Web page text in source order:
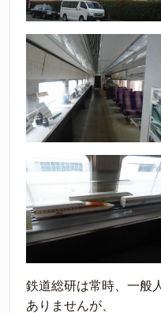
鉄道総研は常時、一般
ありませんが、